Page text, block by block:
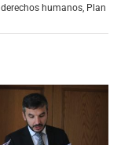
derechos humanos Plan